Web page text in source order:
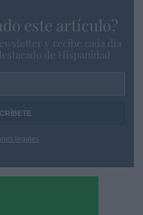
este artículo?
y recibe cada dia
de Hispanidad
legales